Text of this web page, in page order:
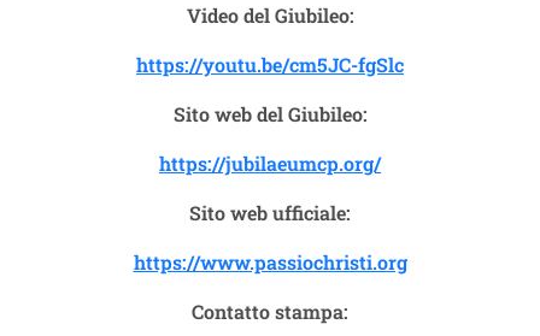
Video del Giubileo:
https://youtu.be/cm5JC-fgSlc
Sito web del Giubileo:
https://jubilaeumcp.org/
Sito web ufficiale:
https://www.passiochristi.org
Contatto stampa: